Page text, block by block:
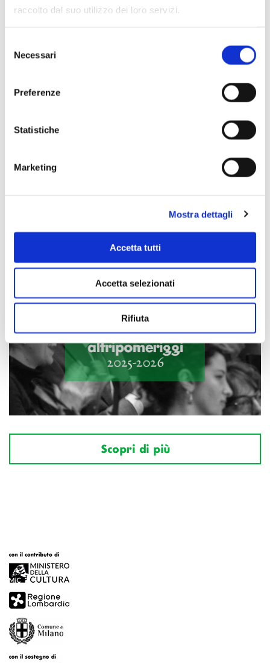
raccolto dal suo utilizzo dei loro servizi.
delNecessari
Preferenze
Statistiche
Marketing
Mostra dettagli
Accetta tutti
Accetta selezionati
Rifiuta
Scopri di più